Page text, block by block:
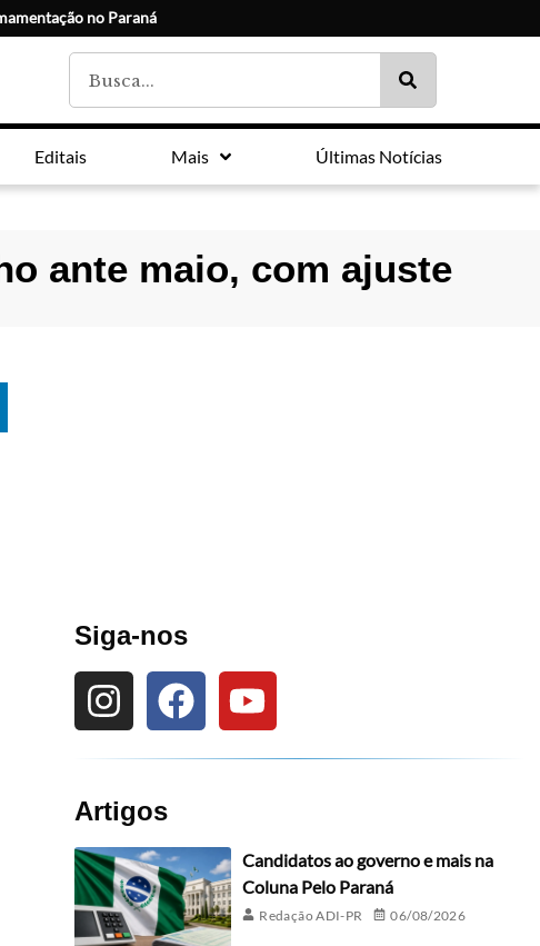
no Paraná
Editais Mais Últimas Notícias
ante maio, com ajuste
Siga-nos
Artigos
Candidatos ao governo e mais na
Coluna Pelo Paraná
Redação ADI-PR 06/08/2026